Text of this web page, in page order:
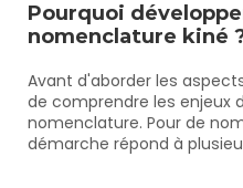
Pourquoi
nomenclature kiné
Avant d'aborder les
de comprendre les enjeux
nomenclature. Pour de
démarche répond à